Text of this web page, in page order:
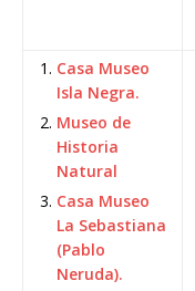
Casa Museo
Isla Negra.
Museo de
Historia
Natural
Casa Museo
La Sebastiana
(Pablo
Neruda).